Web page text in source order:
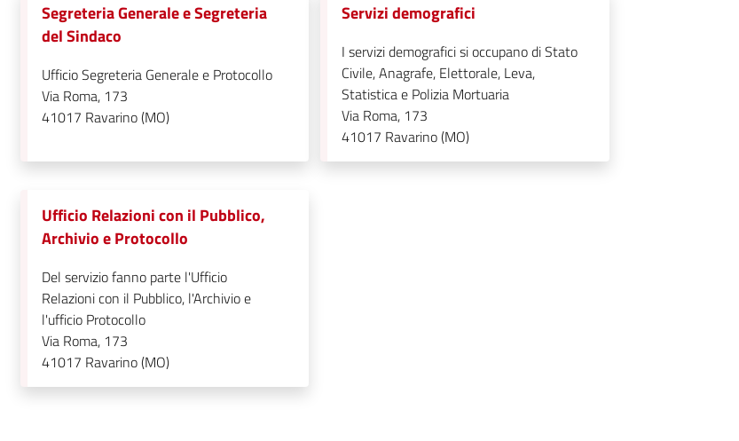
Segreteria Generale e Segreteria
del Sindaco
Ufficio Segreteria Generale e Protocollo
Via Roma, 173
41017 Ravarino (MO)
Servizi demografici
I servizi demografici si occupano di Stato
Civile, Anagrafe, Elettorale, Leva,
Statistica e Polizia Mortuaria
Via Roma, 173
41017 Ravarino (MO)
Ufficio Relazioni con il Pubblico,
Archivio e Protocollo
Del servizio fanno parte l'Ufficio
Relazioni con il Pubblico, l'Archivio e
l'ufficio Protocollo
Via Roma, 173
41017 Ravarino (MO)